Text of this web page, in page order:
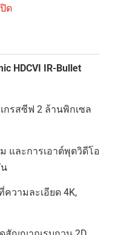
ด
HDCVI IR-Bullet
กรสซีฟ 2 ล้านพิกเซล
และการเอาต์พุตวิดีโอ
วามละเอียด 4K,